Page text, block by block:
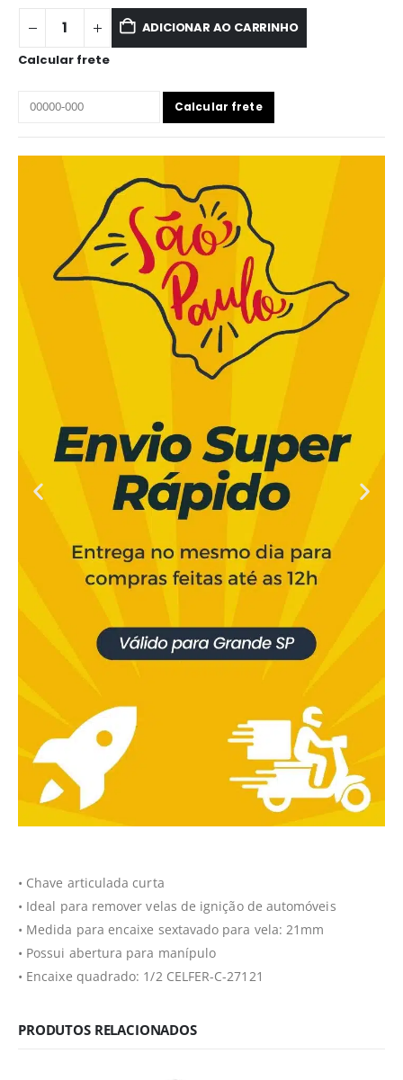
ADICIONAR AO CARRINHO
Calcular frete
• Chave articulada curta
• Ideal para remover velas de ignição de automóveis
• Medida para encaixe sextavado para vela: 21mm
• Possui abertura para manípulo
• Encaixe quadrado: 1/2 CELFER-C-27121
PRODUTOS RELACIONADOS